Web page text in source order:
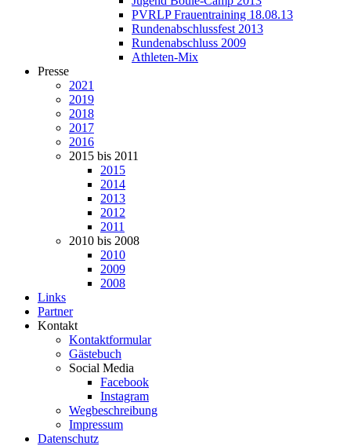
PVRLP Frauentraining 18.08.13
Rundenabschlussfest 2013
Rundenabschluss 2009
Athleten-Mix
Presse
2021
2019
2018
2017
2016
2015 bis 2011
2015
2014
2013
2012
2011
2010 bis 2008
2010
2009
2008
Links
Partner
Kontakt
Kontaktformular
Gästebuch
Social Media
Facebook
Instagram
Wegbeschreibung
Impressum
Datenschutz